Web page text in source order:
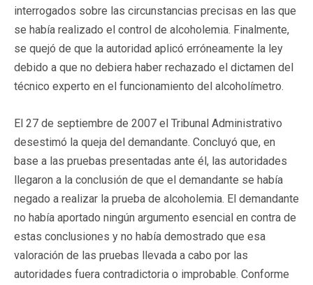
interrogados sobre las circunstancias precisas en las que
se había realizado el control de alcoholemia. Finalmente,
se quejó de que la autoridad aplicó erróneamente la ley
debido a que no debiera haber rechazado el dictamen del
técnico experto en el funcionamiento del alcoholímetro.
El 27 de septiembre de 2007 el Tribunal Administrativo
desestimó la queja del demandante. Concluyó que, en
base a las pruebas presentadas ante él, las autoridades
llegaron a la conclusión de que el demandante se había
negado a realizar la prueba de alcoholemia. El demandante
no había aportado ningún argumento esencial en contra de
estas conclusiones y no había demostrado que esa
valoración de las pruebas llevada a cabo por las
autoridades fuera contradictoria o improbable. Conforme